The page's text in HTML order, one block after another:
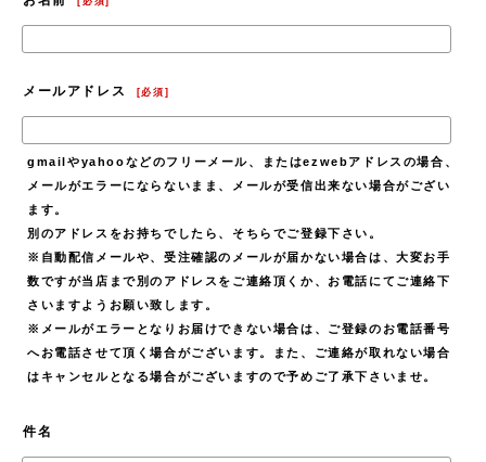
メールアドレス [必須 ]
gmailやyahooなどのフリーメール、またはezwebアドレスの場合、
メールがエラーにならないまま、メールが受信出来ない場合がござい
ます。
別のアドレスをお持ちでしたら、そちらでご登録下さい。
※自動配信メールや、受注確認のメールが届かない場合は、大変お手
数ですが当店まで別のアドレスをご連絡頂くか、お電話にてご連絡下
さいますようお願い致します。
※メールがエラーとなりお届けできない場合は、ご登録のお電話番号
へお電話させて頂く場合がございます。また、ご連絡が取れない場合
はキャンセルとなる場合がございますので予めご了承下さいませ。
件名